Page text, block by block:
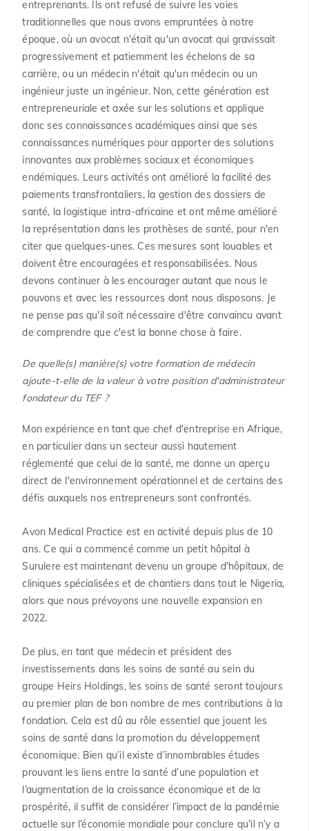
entreprenants. Ils ont refusé de suivre les voies
traditionnelles que nous avons empruntées à notre
époque, où un avocat n'était qu'un avocat qui gravissait
progressivement et patiemment les échelons de sa
carrière, ou un médecin n'était qu'un médecin ou un
ingénieur juste un ingénieur. Non, cette génération est
entrepreneuriale et axée sur les solutions et applique
donc ses connaissances académiques ainsi que ses
connaissances numériques pour apporter des solutions
innovantes aux problèmes sociaux et économiques
endémiques. Leurs activités ont amélioré la facilité des
paiements transfrontaliers, la gestion des dossiers de
santé, la logistique intra-africaine et ont même amélioré
la représentation dans les prothèses de santé, pour n'en
citer que quelques-unes. Ces mesures sont louables et
doivent être encouragées et responsabilisées. Nous
devons continuer à les encourager autant que nous le
pouvons et avec les ressources dont nous disposons. Je
ne pense pas qu'il soit nécessaire d'être convaincu avant
de comprendre que c'est la bonne chose à faire.
De quelle(s) manière(s) votre formation de médecin
ajoute-t-elle de la valeur à votre position d'administrateur
fondateur du TEF ?
Mon expérience en tant que chef d'entreprise en Afrique,
en particulier dans un secteur aussi hautement
réglementé que celui de la santé, me donne un aperçu
direct de l'environnement opérationnel et de certains des
défis auxquels nos entrepreneurs sont confrontés.
Avon Medical Practice est en activité depuis plus de 10
ans. Ce qui a commencé comme un petit hôpital à
Surulere est maintenant devenu un groupe d'hôpitaux, de
cliniques spécialisées et de chantiers dans tout le Nigeria,
alors que nous prévoyons une nouvelle expansion en
2022.
De plus, en tant que médecin et président des
investissements dans les soins de santé au sein du
groupe Heirs Holdings, les soins de santé seront toujours
au premier plan de bon nombre de mes contributions à la
fondation. Cela est dû au rôle essentiel que jouent les
soins de santé dans la promotion du développement
économique. Bien qu’il existe d’innombrables études
prouvant les liens entre la santé d’une population et
l’augmentation de la croissance économique et de la
prospérité, il suffit de considérer l’impact de la pandémie
actuelle sur l’économie mondiale pour conclure qu’il n’y a